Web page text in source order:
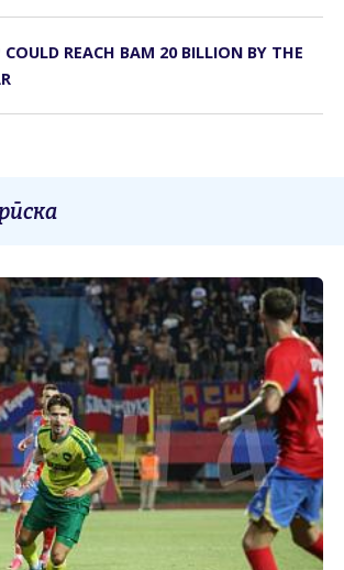
REACH BAM 20 BILLION BY THE